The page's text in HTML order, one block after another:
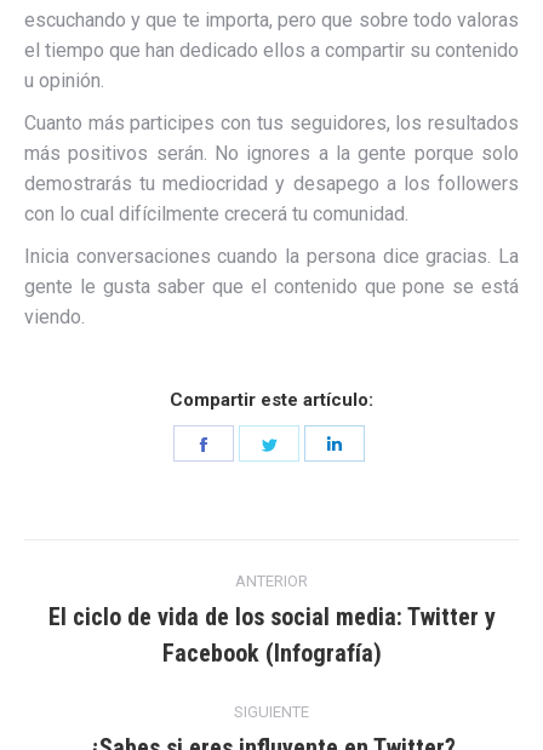
escuchando y que te importa, pero que sobre todo valoras
el tiempo que han dedicado ellos a compartir su contenido
u opinión.
Cuanto más participes con tus seguidores, los resultados
más positivos serán. No ignores a la gente porque solo
demostrarás tu mediocridad y desapego a los followers
con lo cual difícilmente crecerá tu comunidad.
Inicia conversaciones cuando la persona dice gracias. La
gente le gusta saber que el contenido que pone se está
viendo.
Compartir este artículo:
Share
entre
entradas
ANTERIOR
anterior:
El ciclo de vida de los social media: Twitter y
Facebook (Infografía)
SIGUIENTE